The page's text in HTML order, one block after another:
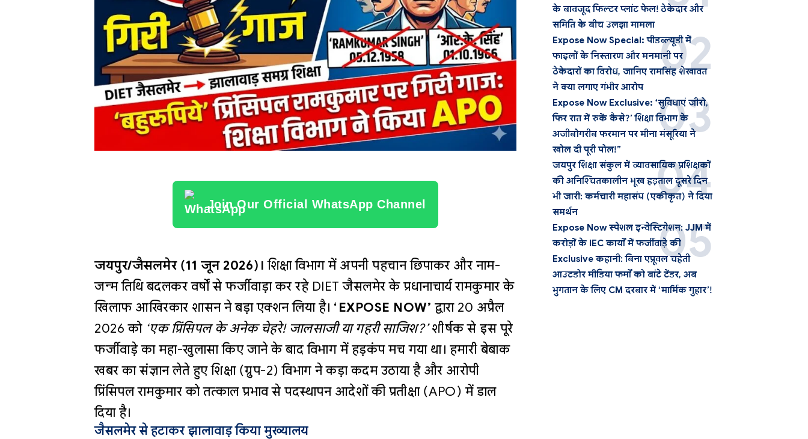
Join Our Official WhatsApp Channel
जयपुर/जैसलमेर (11 जून 2026)। शिक्षा विभाग में अपनी पहचान छिपाकर और नाम-
जन्म तिथि बदलकर वर्षों से फर्जीवाड़ा कर रहे DIET जैसलमेर के प्रधानाचार्य रामकुमार के
खिलाफ आखिरकार शासन ने बड़ा एक्शन लिया है।‘EXPOSE NOW’ द्वारा 20 अप्रैल
2026 को ‘एक प्रिंसिपल के अनेक चेहरे! जालसाजी या गहरी साजिश?’शीर्षक से इस पूरे
फर्जीवाड़े का महा-खुलासा किए जाने के बाद विभाग में हड़कंप मच गया था। हमारी बेबाक
खबर का संज्ञान लेते हुए शिक्षा (ग्रुप-2) विभाग ने कड़ा कदम उठाया है और आरोपी
प्रिंसिपल रामकुमार को तत्काल प्रभाव से पदस्थापन आदेशों की प्रतीक्षा (APO) में डाल
दिया है।
जैसलमेर से हटाकर झालावाड़ किया मुख्यालय
के बावजूद फिल्टर प्लांट फेल! ठेकेदार और
समिति के बीच उलझा मामला
Expose Now Special: पीडब्ल्यूडी में
फाइलों के निस्तारण और मनमानी पर
ठेकेदारों का विरोध, जानिए रामसिंह शेखावत
ने क्या लगाए गंभीर आरोप
Expose Now Exclusive: ‘सुविधाएं जीरो,
फिर रात में रुकें कैसे?’ शिक्षा विभाग के
अजीबोगरीब फरमान पर मीना मंसूरिया ने
खोल दी पूरी पोल!”
जयपुर शिक्षा संकुल में व्यावसायिक प्रशिक्षकों
की अनिश्चितकालीन भूख हड़ताल दूसरे दिन
भी जारी: कर्मचारी महासंघ (एकीकृत) ने दिया
समर्थन
Expose Now स्पेशल इन्वेस्टिगेशन: JJM में
करोड़ों के IEC कार्यों में फर्जीवाड़े की
Exclusive कहानी: बिना एप्रूवल चहेती
आउटडोर मीडिया फर्मों को बांटे टेंडर, अब
भुगतान के लिए CM दरबार में ‘मार्मिक गुहार’!